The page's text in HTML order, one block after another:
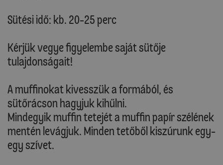
Sütési idő: kb. 20-25 perc
Kérjük vegye figyelembe saját sütője
tulajdonságait!
A muffinokat kivesszük a formából, és
sütőrácson hagyjuk kihűlni.
Mindegyik muffin tetejét a muffin papír szélének
mentén levágjuk. Minden tetőből kiszúrunk egy-
egy szívet.